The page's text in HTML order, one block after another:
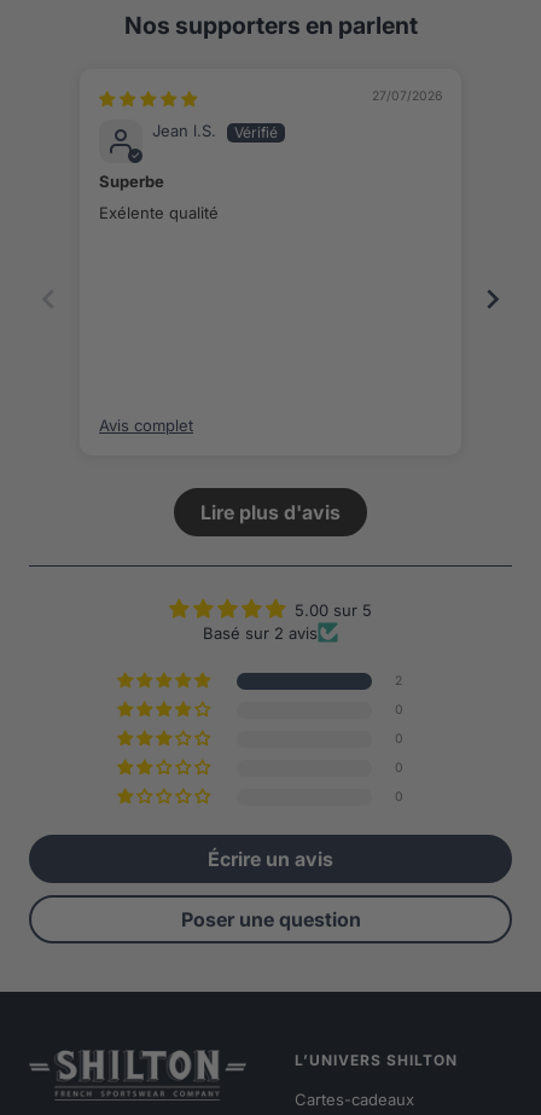
Nos supporters en parlent
27/07/2026
Jean l.S.
Superbe
Exélente qualité
Avis complet
Lire plus d'avis
5.00 sur 5
Basé sur 2 avis
2
0
0
0
0
Écrire un avis
Poser une question
L’UNIVERS SHILTON
Cartes-cadeaux